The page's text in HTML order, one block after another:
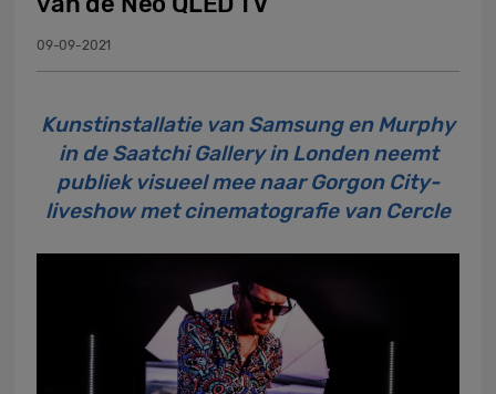
09-09-2021
Kunstinstallatie van Samsung en Murphy
in de Saatchi Gallery in Londen neemt
publiek visueel mee naar Gorgon City-
liveshow met cinematografie van Cercle